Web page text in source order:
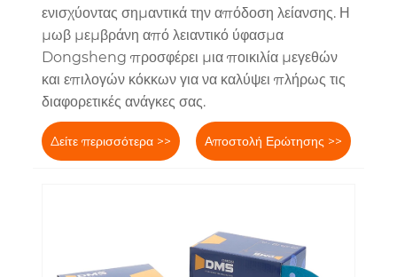
ενισχύοντας σημαντικά την απόδοση λείανσης. Η
μωβ μεμβράνη από λειαντικό ύφασμα
Dongsheng προσφέρει μια ποικιλία μεγεθών
και επιλογών κόκκων για να καλύψει πλήρως τις
διαφορετικές ανάγκες σας.
Δείτε περισσότερα >> Αποστολή Ερώτησης >>